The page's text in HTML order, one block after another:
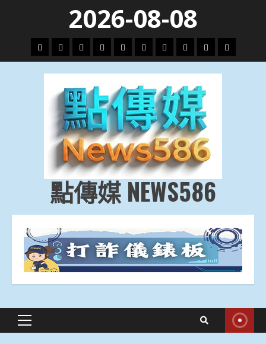
content
2026-08-08
頭
條
財
經
地
方.
會
文
教.
技
專
題
娛
樂
劇
政
治
國
際
運
動
生
活
點傳媒 NEWS586
Primary